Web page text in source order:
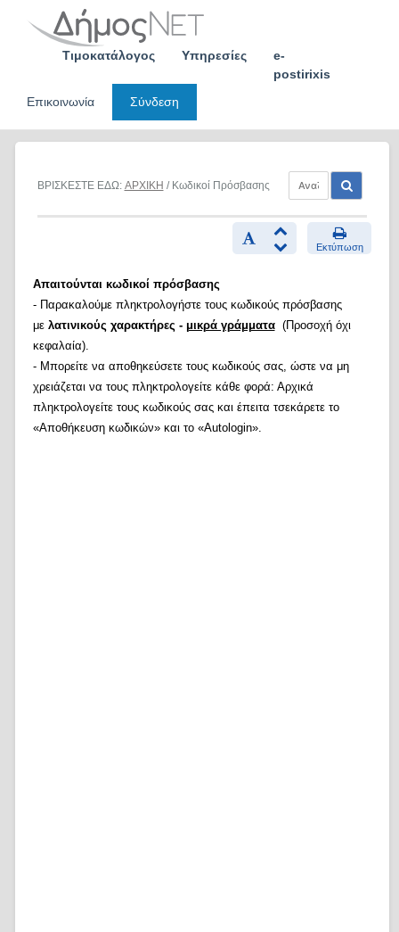
Τιμοκατάλογος Υπηρεσίες
e-
postirixis
Επικοινωνία
Σύνδεση
ΒΡΙΣΚΕΣΤΕ ΕΔΩ: ΑΡΧΙΚΗ / Κωδικοί Πρόσβασης
Εκτύπωση
Απαιτούνται κωδικοί πρόσβασης
- Παρακαλούμε πληκτρολογήστε τους κωδικούς πρόσβασης
με λατινικούς χαρακτήρες - μικρά γράμματα(Προσοχή όχι
κεφαλαία).
- Μπορείτε να αποθηκεύσετε τους κωδικούς σας, ώστε να μη
χρειάζεται να τους πληκτρολογείτε κάθε φορά: Αρχικά
πληκτρολογείτε τους κωδικούς σας και έπειτα τσεκάρετε το
«Αποθήκευση κωδικών» και το «Autologin».